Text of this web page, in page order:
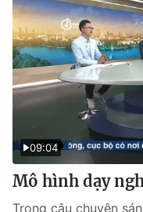
09:04
Mô hình dạy
Trong câu chuyện